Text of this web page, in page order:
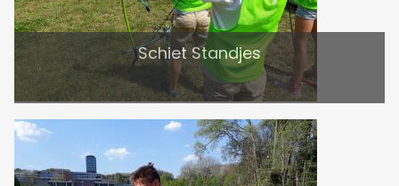
Schiet Standjes